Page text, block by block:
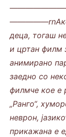
—————rnАко
деца, тогаш
и цртан филм
анимирано
заедно со
филмче кое е
„Ранго“,
неврон,
прикажана е